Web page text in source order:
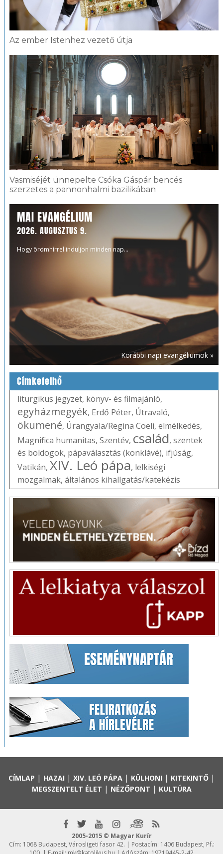
Az ember Istenhez vezető útja
Vasmiséjét ünnepelte Csóka Gáspár bencés
szerzetes a pannonhalmi bazilikában
MAI EVANGÉLIUM
2026. AUGUSZTUS 9.
Hogy örömhírrel induljon minden nap...
Korábbi napi evangéliumok »
Címkefelhő
liturgikus jegyzet, könyv- és filmajánló,
egyházmegyék, Erdő Péter, Útravaló,
ökumené, Úrangyala/Regina Coeli, elmélkedés,
Magnifica humanitas, Szentév, család, szentek
és boldogok, pápaválasztás (konklávé), ifjúság,
Vatikán, XIV. Leó pápa, lelkiségi
mozgalmak, általános kihallgatás/katekézis
CÍMLAP | HAZAI | XIV. LEÓ PÁPA| KÜLHONI | KITEKINTŐ|
MEGSZENTELT ÉLET | NÉZŐPONT | KULTÚRA
2005-2015 © Magyar Kurír
Cím: 1068 Budapest, Városligeti fasor 42. | Postacím: 1406 Budapest, Pf.: